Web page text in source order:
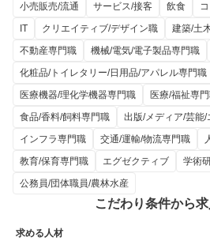
小売販売/流通
サービス/接客 飲食
IT
クリエイティブ/デザイン職
建築/土
不動産専門職
機械/電気/電子製品専門職
化粧品/トイレタリー/日用品/アパレル専門職
医療機器/理化学機器専門職
医療/福祉専
食品/香料/飼料専門職
出版/メディア/芸能
インフラ専門職
交通/運輸/物流専門職
教育/保育専門職
エグゼクティブ
学術
公務員/団体職員/農林水産
こだわり条件から
求める人材